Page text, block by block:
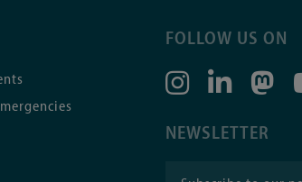
FOLLOW US ON
NEWSLETTER